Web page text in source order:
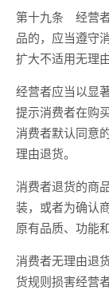
第十九条 经营
品的，应当遵守
扩大不适用无理
经营者应当以显
提示消费者在购
消费者默认同意
理由退货。
消费者退货的商
装，或者为确认
原有品质、功能
消费者无理由退
货规则损害经营